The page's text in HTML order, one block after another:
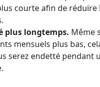
courte afin de réduire
plus longtemps. Même
mensuels plus bas,
serez endetté pendant